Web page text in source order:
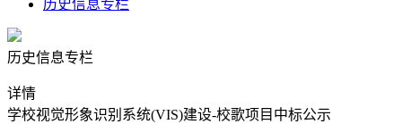
历史信息专栏
历史信息专栏
详情
学校视觉形象识别系统(VIS)建设-校歌项目中标公示